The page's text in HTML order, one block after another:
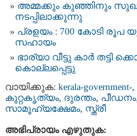
അമ്മക്കും കുഞ്ഞിനും സുഖ
നടപ്പിലാക്കുന്നു
പ്രളയം : 700 കോടി രൂപ
സഹായം
ഭാര്യാ വീട്ടു കാർ തട്ടി
കൊല്ലപ്പെട്ടു
വായിക്കുക: kerala-government-,
കുറ്റകൃത്യം, ദുരന്തം, പീഡനം
സാമൂഹ്യക്ഷേമം, സ്ത്രീ
അഭിപ്രായം എഴുതുക: